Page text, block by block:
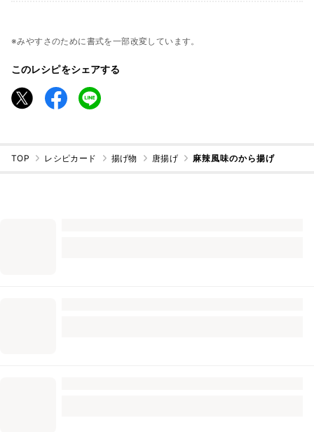
※みやすさのために書式を一部改変しています。
このレシピをシェアする
TOP レシピカード 揚げ物 唐揚げ 麻辣風味のから揚げ